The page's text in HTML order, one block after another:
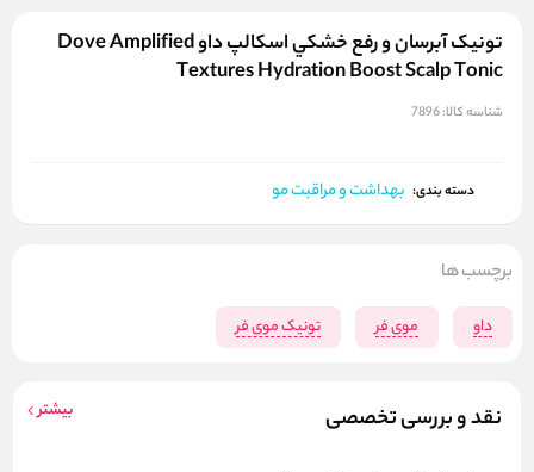
تونيک آبرسان و‌ رفع خشکي اسکالپ داو Dove Amplified
Textures Hydration Boost Scalp Tonic
شناسه کالا:7896
دسته بندی: بهداشت و مراقبت مو
نقد و بررسی تخصصی بیشتر
برچسب ها
داو موی فر تونیک موی فر